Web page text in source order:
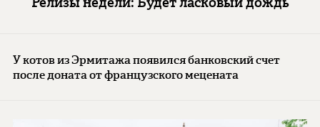
У котов из Эрмитажа появился банковский счет
после доната от французского мецената